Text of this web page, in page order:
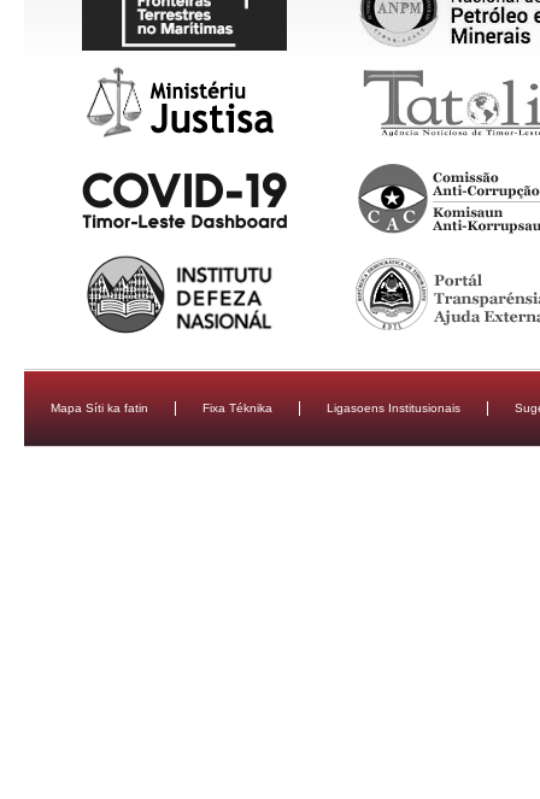
Mapa Síti ka fatin Fixa Téknika Ligasoens Institusionais